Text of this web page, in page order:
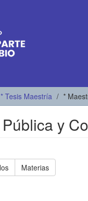
* Tesis Maestría *
y
Materias